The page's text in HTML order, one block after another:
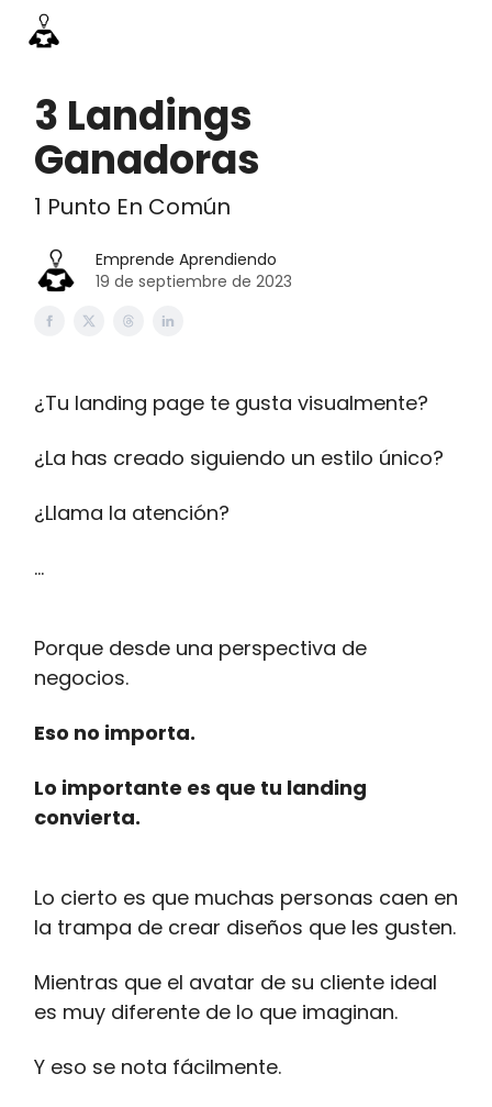
3 Landings
Ganadoras
1 Punto En Común
Emprende Aprendiendo
19 de septiembre de 2023
¿Tu landing page te gusta visualmente?
¿La has creado siguiendo un estilo único?
¿Llama la atención?
…
Porque desde una perspectiva de
negocios.
Eso no importa.
Lo importante es que tu landing
convierta.
Lo cierto es que muchas personas caen en
la trampa de crear diseños que les gusten.
Mientras que el avatar de su cliente ideal
es muy diferente de lo que imaginan.
Y eso se nota fácilmente.